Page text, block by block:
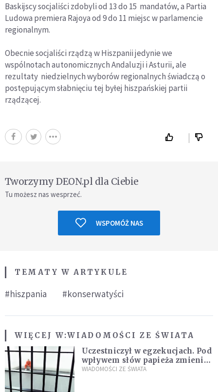
Baskijscy socjaliści zdobyli od 13 do 15 mandatów, a Partia
Ludowa premiera Rajoya od 9 do 11 miejsc w parlamencie
regionalnym.
Obecnie socjaliści rządzą w Hiszpanii jedynie we
wspólnotach autonomicznych Andaluzji i Asturii, ale
rezultaty niedzielnych wyborów regionalnych świadczą o
postępującym słabnięciu tej byłej hiszpańskiej partii
rządzącej.
Tworzymy DEON.pl dla Ciebie
Tu możesz nas wesprzeć.
WSPOMÓŻ NAS
TEMATY W ARTYKULE
#hiszpania #konserwatyści
WIĘCEJ W:WIADOMOŚCI ZE ŚWIATA
Uczestniczył w egzekucjach. Pod
wpływem słów papieża zmienił
zdanie
WIADOMOŚCI ZE ŚWIATA